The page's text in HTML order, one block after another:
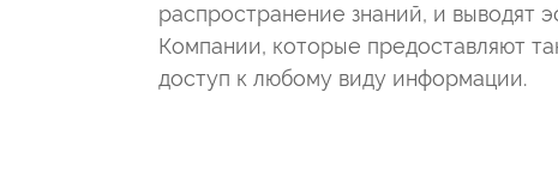
распространение знаний, и выводят
Компании, которые предоставляют
доступ к любому виду информации.